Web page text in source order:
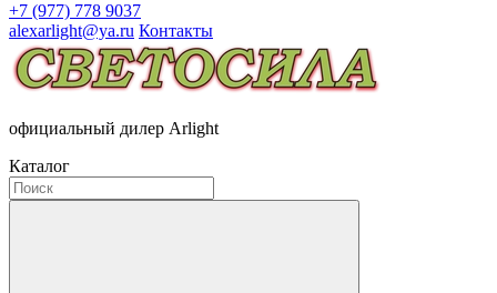
+7 (977) 778 9037
alexarlight@ya.ru Контакты
официальный дилер Arlight
Каталог